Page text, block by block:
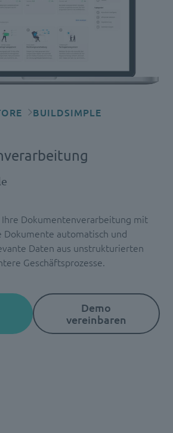
BUILDSIMPLE
Dokumentenverarbeitung mit
Dokumente automatisch und
Daten aus unstrukturierten
Geschäftsprozesse.
Demo
vereinbaren